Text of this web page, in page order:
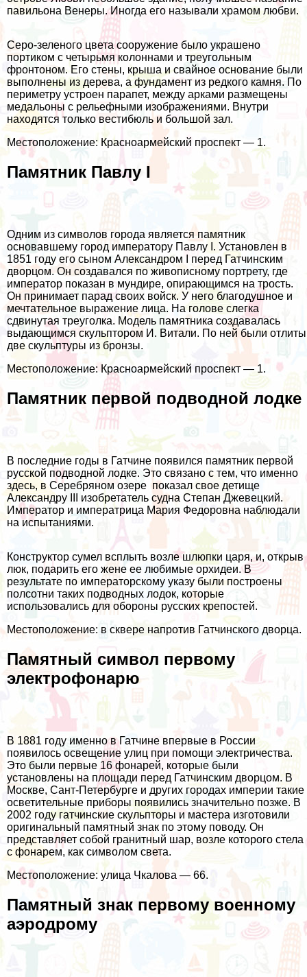
павильона Венеры. Иногда его называли храмом любви.
Серо-зеленого цвета сооружение было украшено
портиком с четырьмя колоннами и треугольным
фронтоном. Его стены, крыша и свайное основание были
выполнены из дерева, а фундамент из редкого камня. По
периметру устроен парапет, между арками размещены
медальоны с рельефными изображениями. Внутри
находятся только вестибюль и большой зал.
Местоположение: Красноармейский проспект — 1.
Памятник Павлу I
Одним из символов города является памятник
основавшему город императору Павлу I. Установлен в
1851 году его сыном Александром I перед Гатчинским
дворцом. Он создавался по живописному портрету, где
император показан в мундире, опирающимся на трость.
Он принимает парад своих войск. У него благодушное и
мечтательное выражение лица. На голове слегка
сдвинутая треуголка. Модель памятника создавалась
выдающимся скульптором И. Витали. По ней были отлиты
две скульптуры из бронзы.
Местоположение: Красноармейский проспект — 1.
Памятник первой подводной лодке
В последние годы в Гатчине появился памятник первой
русской подводной лодке. Это связано с тем, что именно
здесь, в Серебряном озере показал свое детище
Александру III изобретатель судна Степан Джевецкий.
Император и императрица Мария Федоровна наблюдали
на испытаниями.
Конструктор сумел всплыть возле шлюпки царя, и, открыв
люк, подарить его жене ее любимые орхидеи. В
результате по императорскому указу были построены
полсотни таких подводных лодок, которые
использовались для обороны русских крепостей.
Местоположение: в сквере напротив Гатчинского дворца.
Памятный символ первому
электрофонарю
В 1881 году именно в Гатчине впервые в России
появилось освещение улиц при помощи электричества.
Это были первые 16 фонарей, которые были
установлены на площади перед Гатчинским дворцом. В
Москве, Сант-Петербурге и других городах империи такие
осветительные приборы появились значительно позже. В
2002 году гатчинские скульпторы и мастера изготовили
оригинальный памятный знак по этому поводу. Он
представляет собой гранитный шар, возле которого стела
с фонарем, как символом света.
Местоположение: улица Чкалова — 66.
Памятный знак первому военному
аэродрому